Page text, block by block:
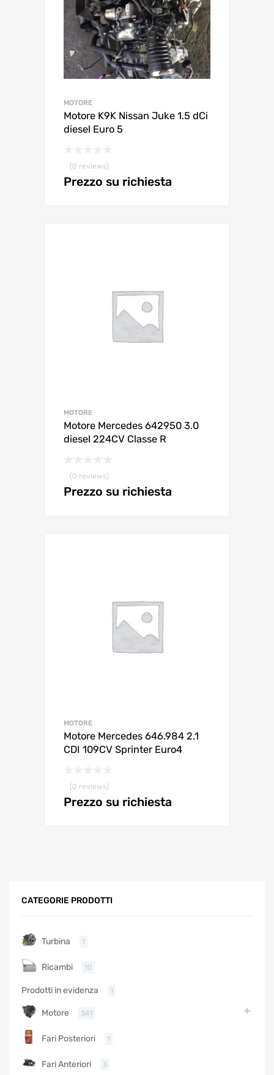
MOTORE
Motore K9K Nissan Juke 1.5 dCi
diesel Euro 5
(0 reviews)
Prezzo su richiesta
MOTORE
Motore Mercedes 642950 3.0
diesel 224CV Classe R
(0 reviews)
Prezzo su richiesta
MOTORE
Motore Mercedes 646.984 2.1
CDI 109CV Sprinter Euro4
(0 reviews)
Prezzo su richiesta
CATEGORIE PRODOTTI
Turbina 1
Ricambi 10
Prodotti in evidenza 1
Motore 341
Fari Posteriori 1
Fari Anteriori 3